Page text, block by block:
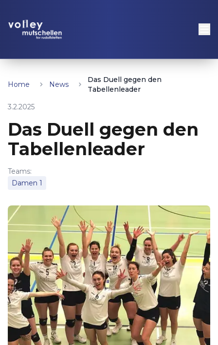
Home News
Das Duell gegen den
Tabellenleader
3.2.2025
Das Duell gegen den
Tabellenleader
Teams:
Damen 1